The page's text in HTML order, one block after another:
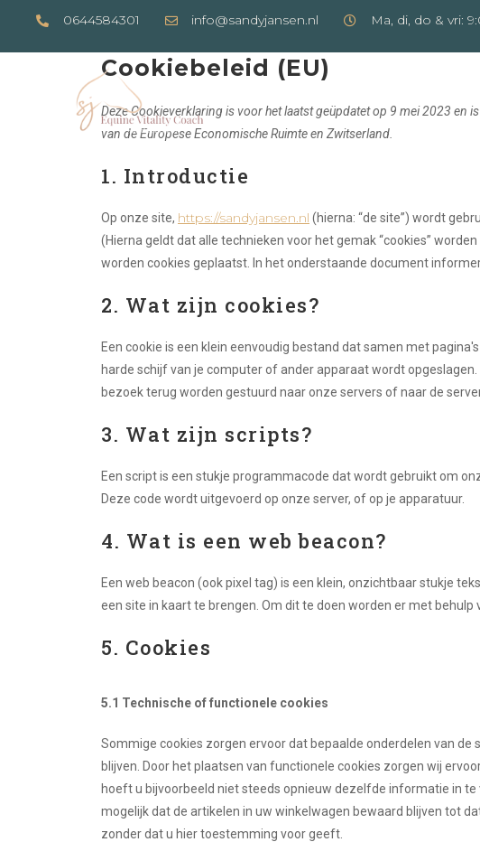
0644584301 info@sandyjansen.nl Ma, di, do & vri:
Cookiebeleid (EU)
Deze Cookieverklaring is voor het laatst geüpdatet op 9 mei 2023 en
van de Europese Economische Ruimte en Zwitserland.
1. Introductie
Op onze site, https://sandyjansen.nl (hierna: “de site”) wordt
(Hierna geldt dat alle technieken voor het gemak “cookies”
worden cookies geplaatst. In het onderstaande document
2. Wat zijn cookies?
Een cookie is een klein eenvoudig bestand dat samen met
harde schijf van je computer of ander apparaat wordt
bezoek terug worden gestuurd naar onze servers of naar de
3. Wat zijn scripts?
Een script is een stukje programmacode dat wordt gebruikt om
Deze code wordt uitgevoerd op onze server, of op je apparatuur.
4. Wat is een web beacon?
Een web beacon (ook pixel tag) is een klein, onzichtbaar stukje
een site in kaart te brengen. Om dit te doen worden er met
5. Cookies
5.1 Technische of functionele cookies
Sommige cookies zorgen ervoor dat bepaalde onderdelen van
blijven. Door het plaatsen van functionele cookies zorgen wij
hoeft u bijvoorbeeld niet steeds opnieuw dezelfde informatie in
mogelijk dat de artikelen in uw winkelwagen bewaard blijven tot
zonder dat u hier toestemming voor geeft.